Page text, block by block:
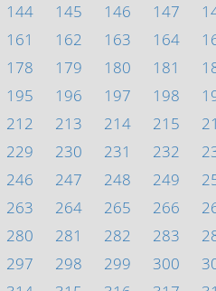
144 145 146 147
161 162 163 164
178 179 180 181
195 196 197 198
212 213 214 215
229 230 231 232
246 247 248 249
263 264 265 266
280 281 282 283
297 298 299 300